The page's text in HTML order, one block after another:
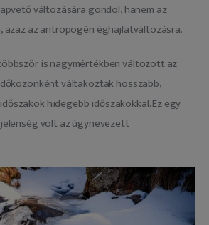
változására gondol, hanem az
azaz az antropogén éghajlatváltozásra.
is nagymértékben változott az
váltakoztak hosszabb,
hidegebb időszakokkal. Ez egy
volt az úgynevezett